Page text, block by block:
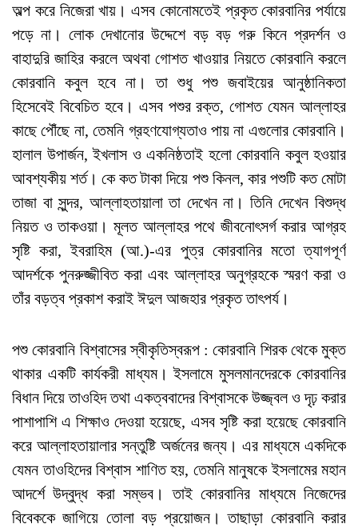
অল্প করে নিজেরা খায়। এসব কোনোমতেই প্রকৃত কোরবানির পর্যায়ে
পড়ে না। লোক দেখানোর উদ্দেশে বড় বড় গরু কিনে প্রদর্শন ও
বাহাদুরি জাহির করলে অথবা গোশত খাওয়ার নিয়তে কোরবানি করলে
কোরবানি কবুল হবে না। তা শুধু পশু জবাইয়ের আনুষ্ঠানিকতা
হিসেবেই বিবেচিত হবে। এসব পশুর রক্ত, গোশত যেমন আল্লাহর
কাছে পৌঁছে না, তেমনি গ্রহণযোগ্যতাও পায় না এগুলোর কোরবানি।
হালাল উপার্জন, ইখলাস ও একনিষ্ঠতাই হলো কোরবানি কবুল হওয়ার
আবশ্যকীয় শর্ত। কে কত টাকা দিয়ে পশু কিনল, কার পশুটি কত মোটা
তাজা বা সুন্দর, আল্লাহতায়ালা তা দেখেন না। তিনি দেখেন বিশুদ্ধ
নিয়ত ও তাকওয়া। মূলত আল্লাহর পথে জীবনোৎসর্গ করার আগ্রহ
সৃষ্টি করা, ইবরাহিম (আ.)-এর পুত্র কোরবানির মতো ত্যাগপূর্ণ
আদর্শকে পুনরুজ্জীবিত করা এবং আল্লাহর অনুগ্রহকে স্মরণ করা ও
তাঁর বড়ত্ব প্রকাশ করাই ঈদুল আজহার প্রকৃত তাৎপর্য।
পশু কোরবানি বিশ্বাসের স্বীকৃতিস্বরূপ : কোরবানি শিরক থেকে মুক্ত
থাকার একটি কার্যকরী মাধ্যম। ইসলামে মুসলমানদেরকে কোরবানির
বিধান দিয়ে তাওহিদ তথা একত্ববাদের বিশ্বাসকে উজ্জ্বল ও দৃঢ় করার
পাশাপাশি এ শিক্ষাও দেওয়া হয়েছে, এসব সৃষ্টি করা হয়েছে কোরবানি
করে আল্লাহতায়ালার সন্তুষ্টি অর্জনের জন্য। এর মাধ্যমে একদিকে
যেমন তাওহিদের বিশ্বাস শাণিত হয়, তেমনি মানুষকে ইসলামের মহান
আদর্শে উদ্বুদ্ধ করা সম্ভব। তাই কোরবানির মাধ্যমে নিজেদের
বিবেককে জাগিয়ে তোলা বড় প্রয়োজন। তাছাড়া কোরবানি করার